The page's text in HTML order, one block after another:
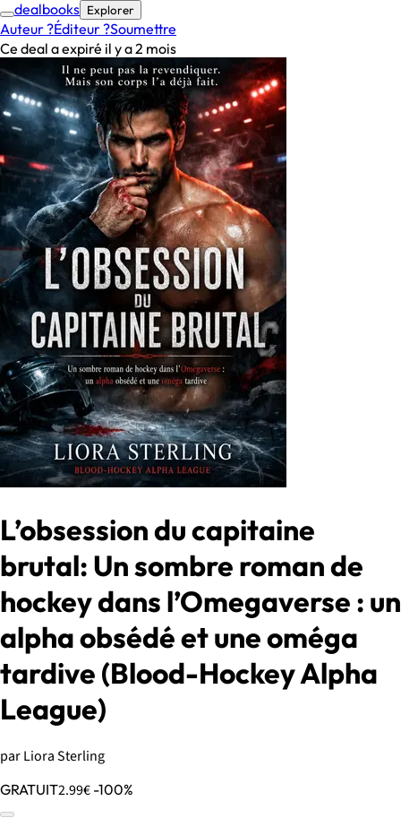
dealbooks Explorer
Auteur ?Éditeur ?Soumettre
Ce deal a expiré il y a 2 mois
L’obsession du capitaine
brutal: Un sombre roman de
hockey dans l’Omegaverse : un
alpha obsédé et une oméga
tardive (Blood-Hockey Alpha
League)
par Liora Sterling
GRATUIT2.99€ -100%